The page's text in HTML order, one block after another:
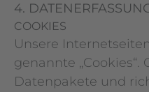
4.
COOKIES
Unsere
genannte „Cookies“.
Datenpakete und